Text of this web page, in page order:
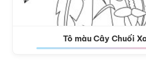
Tô màu Cây Chuối